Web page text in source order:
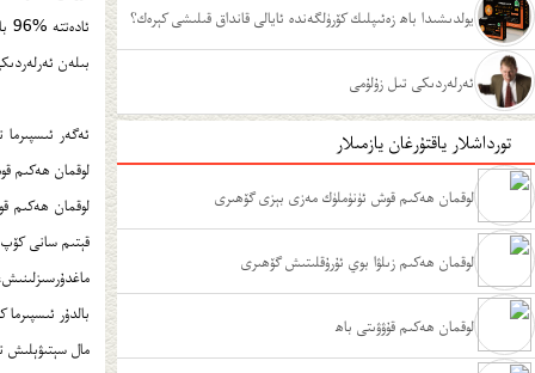
يولدىشىدا باھ زەئىپلىك كۆرۈلگەندە ئايالى قانداق قىلىشى كېرەك؟
ئەرلەردىكى تىل زۇلۇمى
تورداشلار ياقتۇرغان يازمىلار
لوقمان ھەكىم قوش ئۈنۈملۈك مەزى بېزى گۆھىرى
لوقمان ھەكىم زىلۋا بوي ئۇرۇقلىتىش گۆھىرى
لوقمان ھەكىم قۇۋۋىتى باھ
بىلەن
ئەگەر
لوقمان ھەكىم
لوقمان ھەكىم
قېتىم سانى
بالدۇر
مال سېتىۋېلىش